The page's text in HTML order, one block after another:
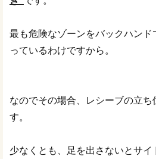
最も危険なゾーンをバックハン
っているわけですから。
なのでその場合、レシーブの立ち
す。
少なくとも、足を出さないとサイ